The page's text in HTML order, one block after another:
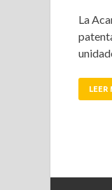
La
LEER